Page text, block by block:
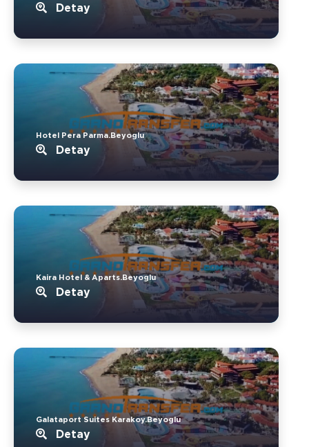
Detay
Hotel Pera Parma.Beyoglu
Detay
Kaira Hotel & Aparts.Beyoglu
Detay
Galataport Suites Karakoy.Beyoglu
Detay